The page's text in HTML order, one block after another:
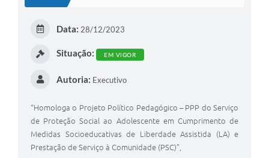
Data: 28/12/2023
Situação: EM VIGOR
Autoria: Executivo
“Homologa o Projeto Político Pedagógico – PPP do Serviço
de Proteção Social ao Adolescente em Cumprimento de
Medidas Socioeducativas de Liberdade Assistida (LA) e
Prestação de Serviço à Comunidade (PSC)”,